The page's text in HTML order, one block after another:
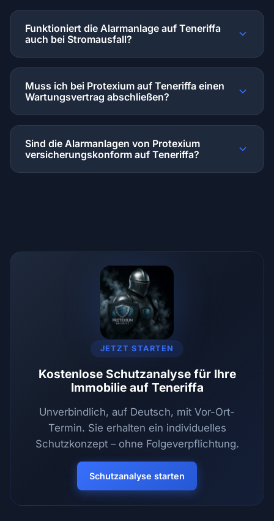
Funktioniert die Alarmanlage auf Teneriffa
auch bei Stromausfall?
Muss ich bei Protexium auf Teneriffa einen
Wartungsvertrag abschließen?
Sind die Alarmanlagen von Protexium
versicherungskonform auf Teneriffa?
JETZT STARTEN
Kostenlose Schutzanalyse für Ihre
Immobilie auf Teneriffa
Unverbindlich, auf Deutsch, mit Vor-Ort-
Termin. Sie erhalten ein individuelles
Schutzkonzept – ohne Folgeverpflichtung.
Schutzanalyse starten